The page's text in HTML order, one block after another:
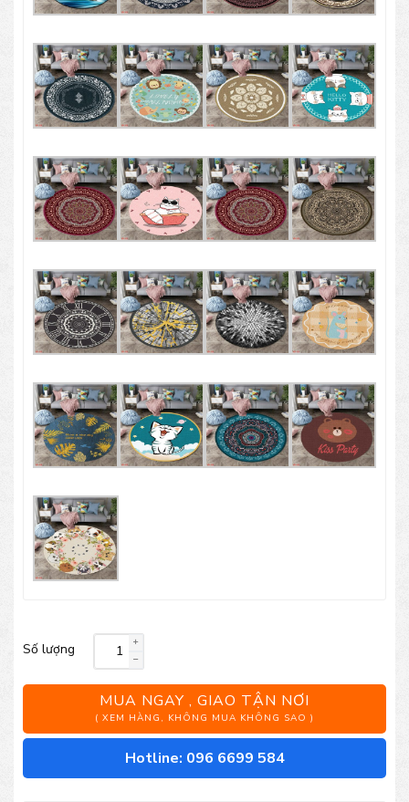
Số lượng
Xích
đu
sắt
TT02
MUA NGAY , GIAO TẬN NƠI
( XEM HÀNG, KHÔNG MUA KHÔNG SAO )
Hotline: 096 6699 584